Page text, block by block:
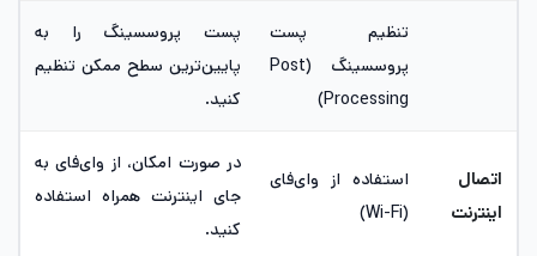
تنظیم پست
پروسسینگ (Post
Processing)
پست پروسسینگ را به
پایین‌ترین سطح ممکن تنظیم
کنید.
اتصال
اینترنت
استفاده از وای‌فای
(Wi-Fi)
در صورت امکان، از وای‌فای به
جای اینترنت همراه استفاده
کنید.